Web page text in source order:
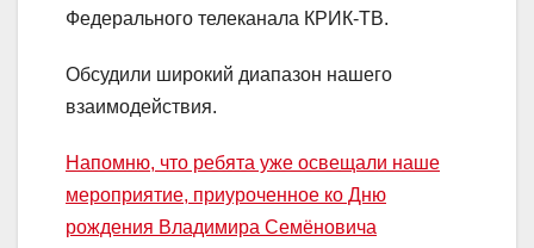
Федерального телеканала КРИК-ТВ.
Обсудили широкий диапазон нашего
взаимодействия.
Напомню, что ребята уже освещали наше
мероприятие, приуроченное ко Дню
рождения Владимира Семёновича